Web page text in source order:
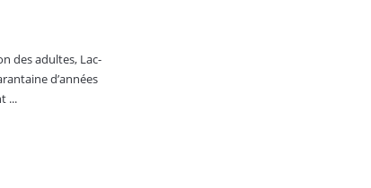
des adultes, Lac-
d’années
...